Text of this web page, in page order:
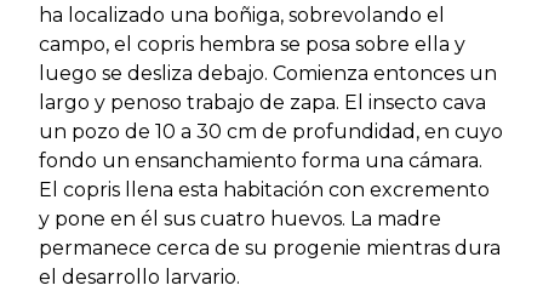
ha localizado una boñiga, sobrevolando el
campo, el copris hembra se posa sobre ella y
luego se desliza debajo. Comienza entonces un
largo y penoso trabajo de zapa. El insecto cava
un pozo de 10 a 30 cm de profundidad, en cuyo
fondo un ensanchamiento forma una cámara.
El copris llena esta habitación con excremento
y pone en él sus cuatro huevos. La madre
permanece cerca de su progenie mientras dura
el desarrollo larvario.